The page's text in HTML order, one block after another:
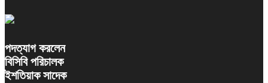
পদত্যাগ করলেন
বিসিবি পরিচালক
ইশতিয়াক সাদেক